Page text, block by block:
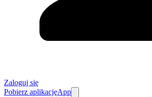
Zaloguj się
Pobierz aplikacjęApp